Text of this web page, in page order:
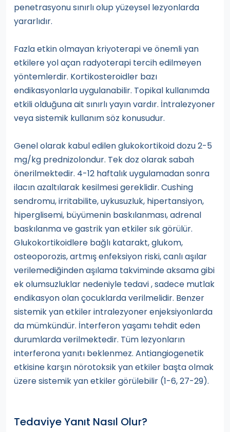
penetrasyonu sınırlı olup yüzeysel lezyonlarda
yararlıdır.
Fazla etkin olmayan kriyoterapi ve önemli yan
etkilere yol açan radyoterapi tercih edilmeyen
yöntemlerdir. Kortikosteroidler bazı
endikasyonlarla uygulanabilir. Topikal kullanımda
etkili olduğuna ait sınırlı yayın vardır. İntralezyoner
veya sistemik kullanım söz konusudur.
Genel olarak kabul edilen glukokortikoid dozu 2-5
mg/kg prednizolondur. Tek doz olarak sabah
önerilmektedir. 4-12 haftalık uygulamadan sonra
ilacın azaltılarak kesilmesi gereklidir. Cushing
sendromu, irritabilite, uykusuzluk, hipertansiyon,
hiperglisemi, büyümenin baskılanması, adrenal
baskılanma ve gastrik yan etkiler sık görülür.
Glukokortikoidlere bağlı katarakt, glukom,
osteoporozis, artmış enfeksiyon riski, canlı aşılar
verilemediğinden aşılama takviminde aksama gibi
ek olumsuzluklar nedeniyle tedavi , sadece mutlak
endikasyon olan çocuklarda verilmelidir. Benzer
sistemik yan etkiler intralezyoner enjeksiyonlarda
da mümkündür. İnterferon yaşamı tehdit eden
durumlarda verilmektedir. Tüm lezyonların
interferona yanıtı beklenmez. Antiangiogenetik
etkisine karşın nörotoksik yan etkiler başta olmak
üzere sistemik yan etkiler görülebilir (1-6, 27-29).
Tedaviye Yanıt Nasıl Olur?